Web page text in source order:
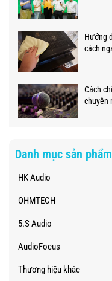
Hướng
cách
Cách
chuyên
Danh mục sản phẩm
HK Audio
OHMTECH
5.S Audio
AudioFocus
Thương hiệu khác